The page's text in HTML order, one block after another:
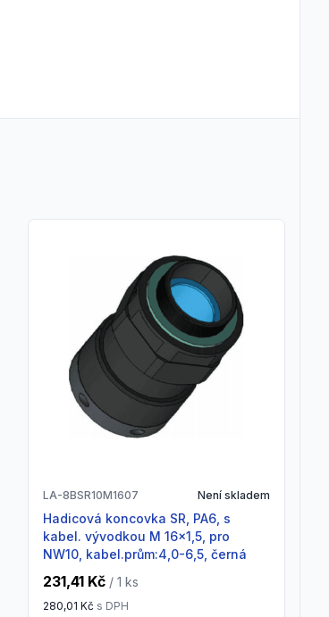
LA-8BSR10M1607 Není skladem
Hadicová koncovka SR, PA6, s
kabel. vývodkou M 16x1,5, pro
NW10, kabel.prům:4,0-6,5, černá
231,41 Kč / 1 ks
280,01 Kč s DPH